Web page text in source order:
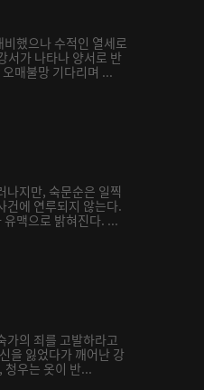
했으나 수적인 열세로
서가 나타나 양서로 반
매불망 기다리며 ...
나지만, 숙문순은 일찍
건에 연루되지 않는다.
맥으로 밝혀진다. ...
가의 죄를 고발하라고
을 잃었다가 깨어난 강
청우는 옷이 반...